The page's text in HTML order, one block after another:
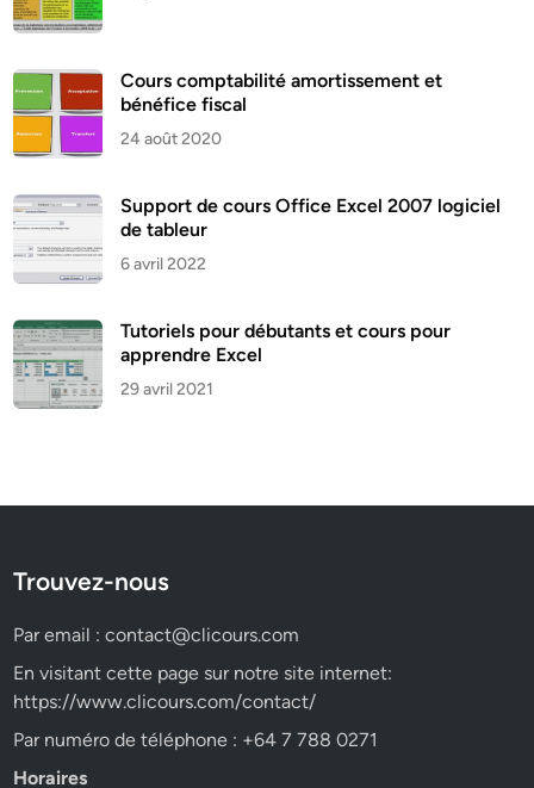
Cours comptabilité amortissement et
bénéfice fiscal
24 août 2020
Support de cours Office Excel 2007 logiciel
de tableur
6 avril 2022
Tutoriels pour débutants et cours pour
apprendre Excel
29 avril 2021
Trouvez-nous
Par email :contact@clicours.com
En visitant cette page sur notre site internet:
https://www.clicours.com/contact/
Par numéro de téléphone : +64 7 788 0271
Horaires